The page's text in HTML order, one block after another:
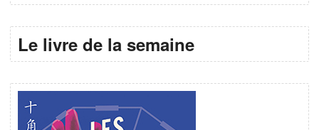
Le livre de la semaine